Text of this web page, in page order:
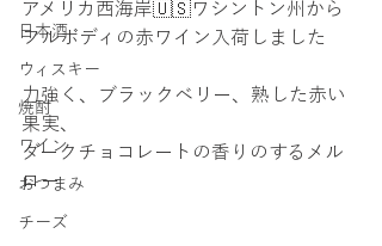
日本酒
ウィスキー
焼酎
ワイン
おつまみ
チーズ
アメリカ西海岸🇺🇸ワシントン州から
フルボディの赤ワイン入荷しました
力強く、ブラックベリー、熟した赤い
果実、
ダークチョコレートの香りのするメル
ロー